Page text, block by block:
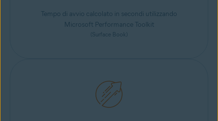
Tempo di avvio calcolato in secondi utilizzando
Microsoft Performance Toolkit
(Surface Book)